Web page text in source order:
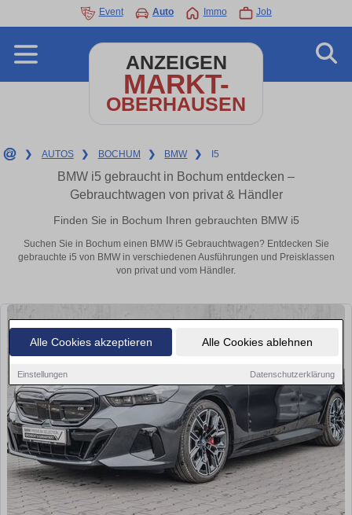
Alle Cookies akzeptieren Alle Cookies ablehnen
Einstellungen Datenschutzerklärung
Event Auto Immo Job
ANZEIGEN
MARKT-
OBERHAUSEN
❯ AUTOS ❯ BOCHUM ❯ BMW ❯ I5
BMW i5 gebraucht in Bochum entdecken –
Gebrauchtwagen von privat & Händler
Finden Sie in Bochum Ihren gebrauchten BMW i5
Suchen Sie in Bochum einen BMW i5 Gebrauchtwagen? Entdecken Sie
gebrauchte i5 von BMW in verschiedenen Ausführungen und Preisklassen
von privat und vom Händler.